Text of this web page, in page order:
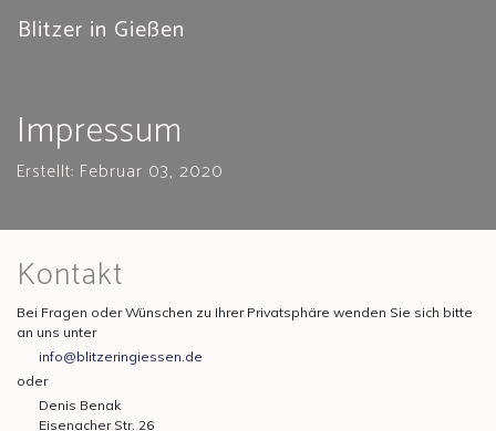
Blitzer in Gießen
Impressum
Erstellt: Februar 03, 2020
Kontakt
Bei Fragen oder Wünschen zu Ihrer Privatsphäre wenden Sie sich bitte
an uns unter
info@blitzeringiessen.de
oder
Denis Benak
Eisenacher Str. 26